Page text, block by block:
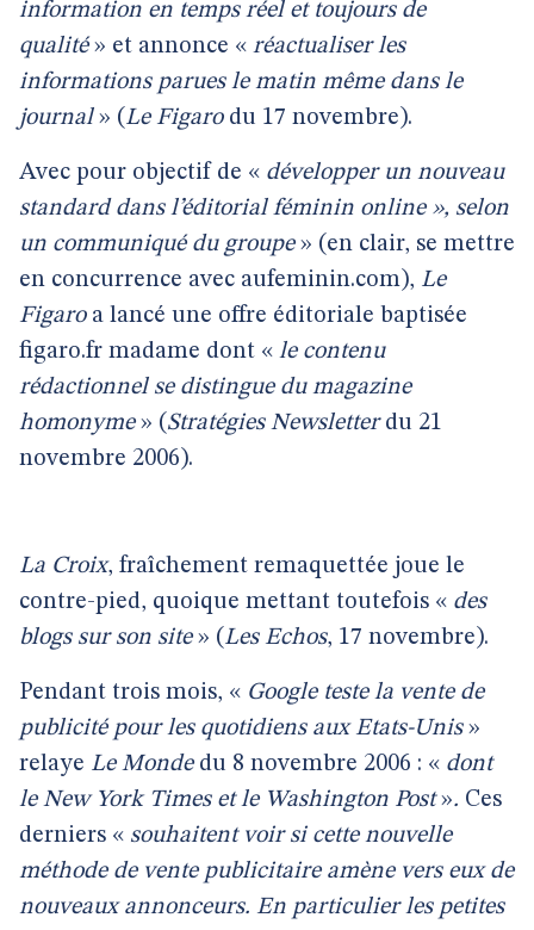
information en temps réel et toujours de
qualité» et annonce « réactualiser les
informations parues le matin même dans le
journal» (Le Figarodu 17 novembre).
Avec pour objectif de « développer un nouveau
standard dans l’éditorial féminin online », selon
un communiqué du groupe» (en clair, se mettre
en concurrence avec aufeminin.com), Le
Figaroa lancé une offre éditoriale baptisée
figaro.fr madame dont « le contenu
rédactionnel se distingue du magazine
homonyme» (Stratégies Newsletter du 21
novembre 2006).
La Croix, fraîchement remaquettée joue le
contre-pied, quoique mettant toutefois « des
blogs sur son site» (Les Echos, 17 novembre).
Pendant trois mois, « Google teste la vente de
publicité pour les quotidiens aux Etats-Unis»
relaye Le Mondedu 8 novembre 2006 : « dont
le New York Times et le Washington Post». Ces
derniers « souhaitent voir si cette nouvelle
méthode de vente publicitaire amène vers eux de
nouveaux annonceurs. En particulier les petites